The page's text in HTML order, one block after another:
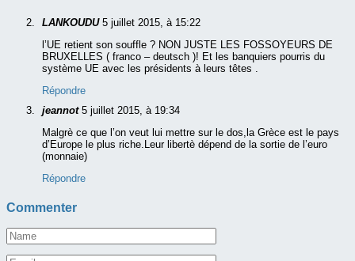
LANKOUDU 5 juillet 2015, à 15:22
l’UE retient son souffle ? NON JUSTE LES FOSSOYEURS DE
BRUXELLES ( franco – deutsch )! Et les banquiers pourris du
système UE avec les présidents à leurs têtes .
Répondre
jeannot 5 juillet 2015, à 19:34
Malgrè ce que l’on veut lui mettre sur le dos,la Grèce est le pays
d’Europe le plus riche.Leur libertè dépend de la sortie de l’euro
(monnaie)
Répondre
Commenter